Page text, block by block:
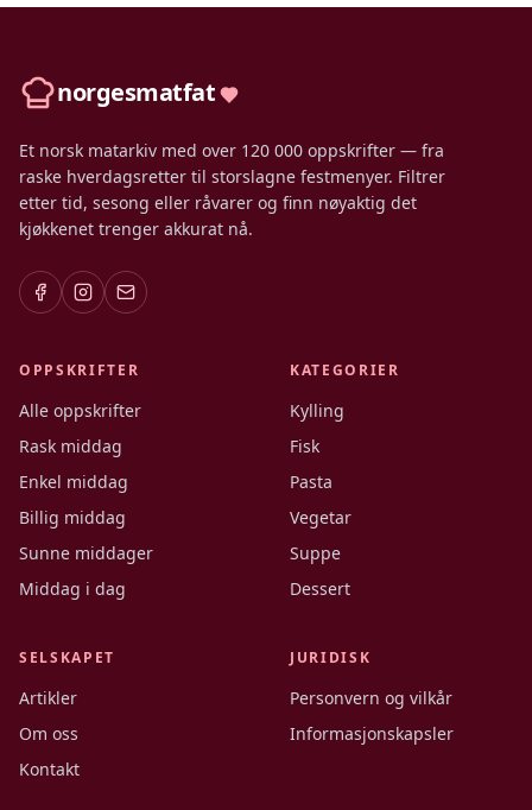
norgesmatfat
Et norsk matarkiv med over 120 000 oppskrifter — fra
raske hverdagsretter til storslagne festmenyer. Filtrer
etter tid, sesong eller råvarer og finn nøyaktig det
kjøkkenet trenger akkurat nå.
OPPSKRIFTER
Alle oppskrifter
Rask middag
Enkel middag
Billig middag
Sunne middager
Middag i dag
KATEGORIER
Kylling
Fisk
Pasta
Vegetar
Suppe
Dessert
SELSKAPET
Artikler
Om oss
Kontakt
JURIDISK
Personvern og vilkår
Informasjonskapsler